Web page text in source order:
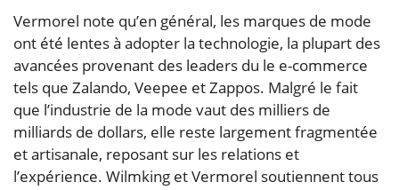
Vermorel note qu’en général, les marques de mode
ont été lentes à adopter la technologie, la plupart des
avancées provenant des leaders du le e-commerce
tels que Zalando, Veepee et Zappos. Malgré le fait
que l’industrie de la mode vaut des milliers de
milliards de dollars, elle reste largement fragmentée
et artisanale, reposant sur les relations et
l’expérience. Wilmking et Vermorel soutiennent tous